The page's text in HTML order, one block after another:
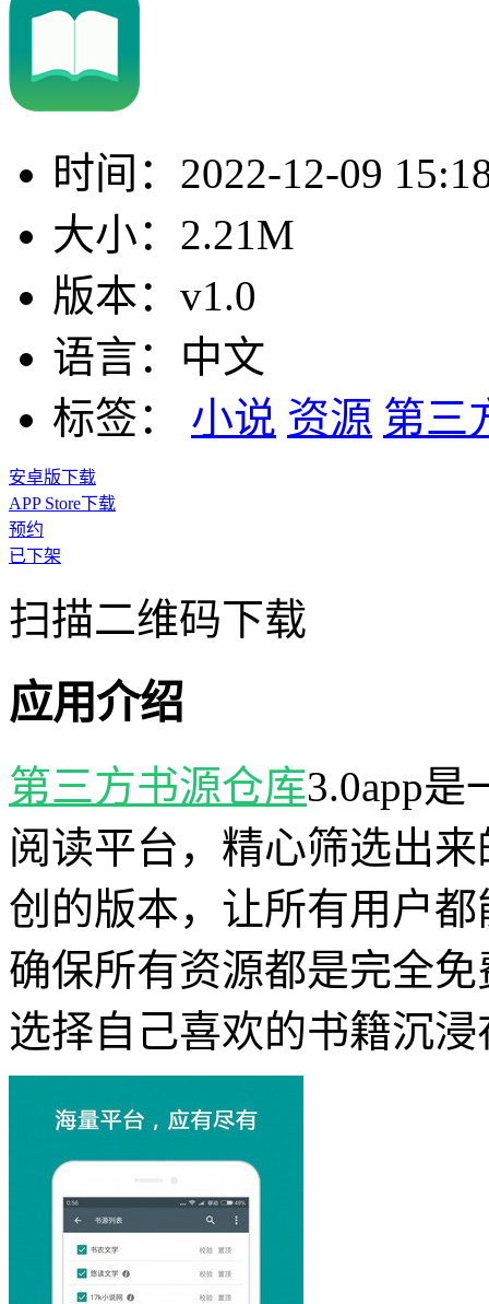
时间： 2022-12-09
大小： 2.21M
版本： v1.0
语言： 中文
标签：
小说 资源 第三
安卓版下载
APP Store下载
预约
已下架
扫描二维码下载
应用介绍
第三方书源仓库3.0app是
阅读平台，精心筛选出
创的版本，让所有用户
确保所有资源都是完全
选择自己喜欢的书籍沉